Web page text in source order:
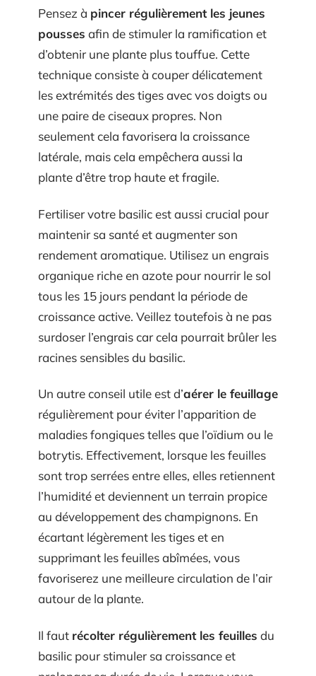
Pensez à pincer régulièrement les jeunes
pousses afin de stimuler la ramification et
d’obtenir une plante plus touffue. Cette
technique consiste à couper délicatement
les extrémités des tiges avec vos doigts ou
une paire de ciseaux propres. Non
seulement cela favorisera la croissance
latérale, mais cela empêchera aussi la
plante d’être trop haute et fragile.
Fertiliser votre basilic est aussi crucial pour
maintenir sa santé et augmenter son
rendement aromatique. Utilisez un engrais
organique riche en azote pour nourrir le sol
tous les 15 jours pendant la période de
croissance active. Veillez toutefois à ne pas
surdoser l’engrais car cela pourrait brûler les
racines sensibles du basilic.
Un autre conseil utile est d’aérer le feuillage
régulièrement pour éviter l’apparition de
maladies fongiques telles que l’oïdium ou le
botrytis. Effectivement, lorsque les feuilles
sont trop serrées entre elles, elles retiennent
l’humidité et deviennent un terrain propice
au développement des champignons. En
écartant légèrement les tiges et en
supprimant les feuilles abîmées, vous
favoriserez une meilleure circulation de l’air
autour de la plante.
Il faut récolter régulièrement les feuilles du
basilic pour stimuler sa croissance et